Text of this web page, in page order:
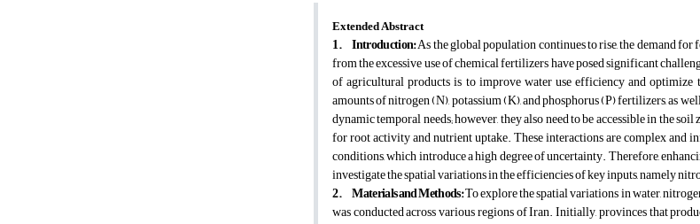
Extended Abstract
1. Introduction:As the global population continues to rise, the demand
from the excessive use of chemical fertilizers have posed significant
of agricultural products is to improve water use efficiency and
amounts of nitrogen (N), potassium (K), and phosphorus (P) fertilizers, as
dynamic temporal needs; however, they also need to be accessible in the
for root activity and nutrient uptake. These interactions are complex and
conditions, which introduce a high degree of uncertainty. Therefore,
investigate the spatial variations in the efficiencies of key inputs, namely
2. Materials and Methods:To explore the spatial variations in water,
was conducted across various regions of Iran. Initially, provinces that